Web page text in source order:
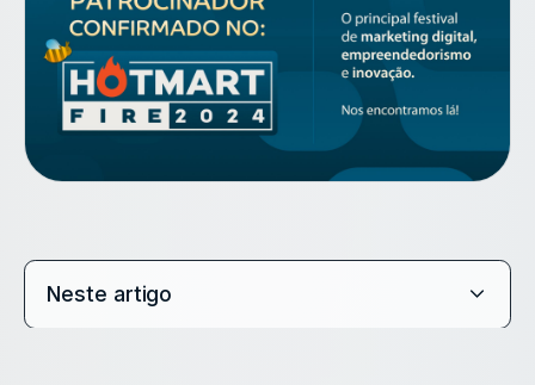
Neste artigo